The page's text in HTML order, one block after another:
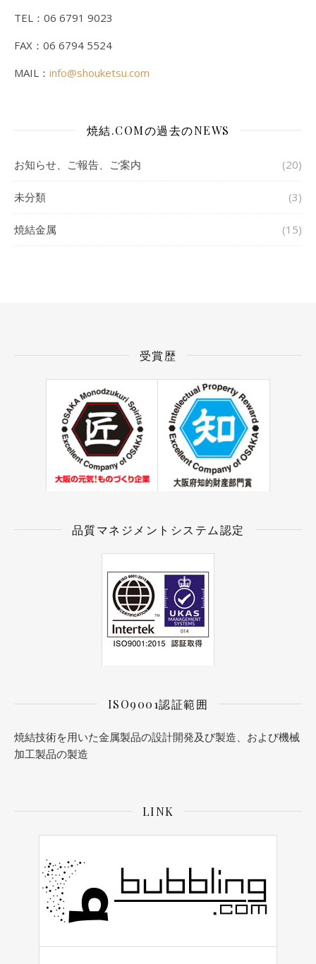
TEL：06 6791 9023
FAX：06 6794 5524
MAIL： info@shouketsu.com
焼結.COMの過去のNEWS
お知らせ、ご報告、ご案内 (20)
未分類 (3)
焼結金属 (15)
受賞歴
品質マネジメントシステム認定
ISO9001認証範囲
焼結技術を用いた金属製品の設計開発及び製造、および機械
加工製品の製造
LINK